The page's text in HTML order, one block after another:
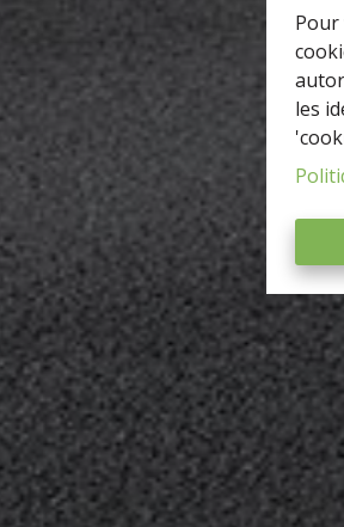
les